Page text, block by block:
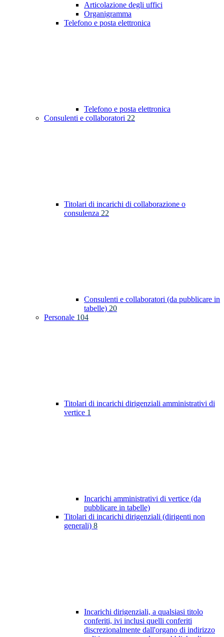
Articolazione degli uffici
Organigramma
Telefono e posta elettronica
Telefono e posta elettronica
Consulenti e collaboratori 22
Titolari di incarichi di collaborazione o
consulenza 22
Consulenti e collaboratori (da pubblicare in
tabelle) 20
Personale 104
Titolari di incarichi dirigenziali amministrativi di
vertice 1
Incarichi amministrativi di vertice (da
pubblicare in tabelle)
Titolari di incarichi dirigenziali (dirigenti non
generali) 8
Incarichi dirigenziali, a qualsiasi titolo
conferiti, ivi inclusi quelli conferiti
discrezionalmente dall'organo di indirizzo